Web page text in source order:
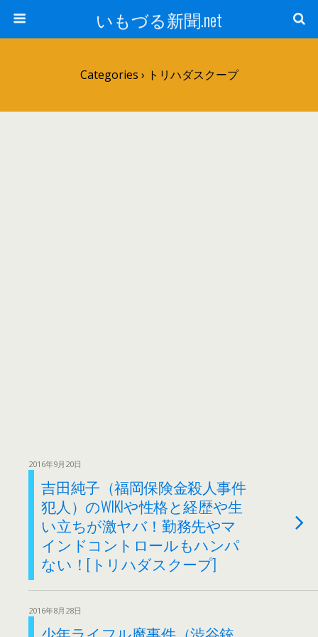
いもづる新聞.net
Categories › トリハダスクープ
2016年9月20日
吉田純子（福岡保険金殺人事件
犯人）のWIKIや性格と経歴や生
い立ちが激ヤバ！勤務先やマ
インドコントロールもハンパ
ない！[トリハダスクープ]
2016年8月28日